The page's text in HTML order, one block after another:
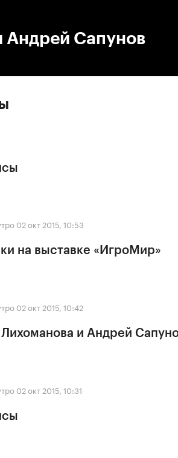
Андрей Сапунов
02 окт 2015, 10:53
на выставке «ИгроМир»
02 окт 2015, 10:42
Лихоманова и Андрей
02 окт 2015, 10:31